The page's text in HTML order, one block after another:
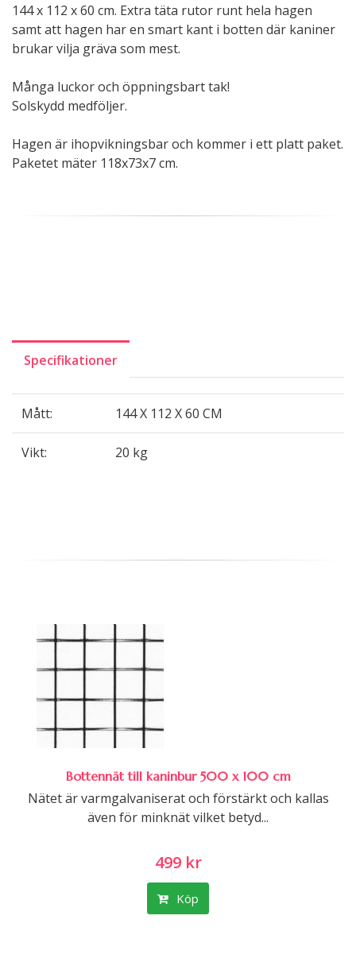
144 x 112 x 60 cm. Extra täta rutor runt hela hagen
samt att hagen har en smart kant i botten där kaniner
brukar vilja gräva som mest.
Många luckor och öppningsbart tak!
Solskydd medföljer.
Hagen är ihopvikningsbar och kommer i ett platt paket.
Paketet mäter 118x73x7 cm.
Specifikationer
Mått: 144 X 112 X 60 CM
Vikt: 20 kg
Bottennät till kaninbur 500 x 100 cm
Nätet är varmgalvaniserat och förstärkt och kallas
även för minknät vilket betyd...
499 kr
Köp